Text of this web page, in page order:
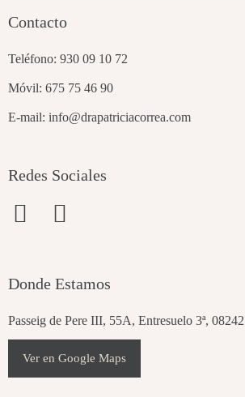
Contacto
Teléfono: 930 09 10 72
Móvil: 675 75 46 90
E-mail: info@drapatriciacorrea.com
Redes Sociales
F
e
o
o
k
I
t
a
g
r
a
Donde Estamos
Passeig de Pere III, 55A, Entresuelo 3ª,
Ver en Google Maps